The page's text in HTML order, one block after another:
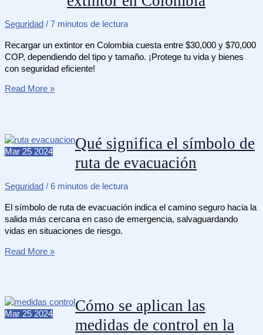
un
accidente
Seguridad / 7 minutos de lectura
Recargar un extintor en Colombia cuesta entre $30,000 y $70,000
COP, dependiendo del tipo y tamaño. ¡Protege tu vida y bienes
con seguridad eficiente!
Cuánto
extintor
en
Colombia
Read More »
Mar 25 2024
Qué significa el símbolo de
ruta de evacuación
Seguridad / 6 minutos de lectura
El símbolo de ruta de evacuación indica el camino seguro hacia la
salida más cercana en caso de emergencia, salvaguardando
vidas en situaciones de riesgo.
Qué
de
ruta
de
Read More »
Mar 25 2024
Cómo se aplican las
medidas de control en la